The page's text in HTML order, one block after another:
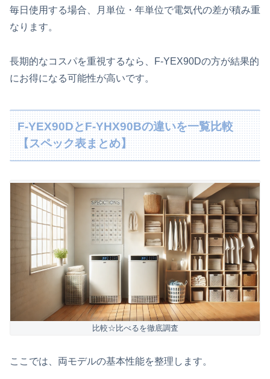
毎日使用する場合、月単位・年単位で電気代の差が積み重
なります。
長期的なコスパを重視するなら、F‑YEX90Dの方が結果的
にお得になる可能性が高いです。
F‑YEX90DとF‑YHX90Bの違いを一覧比較
【スペック表まとめ】
比較☆比べるを徹底調査
ここでは、両モデルの基本性能を整理します。